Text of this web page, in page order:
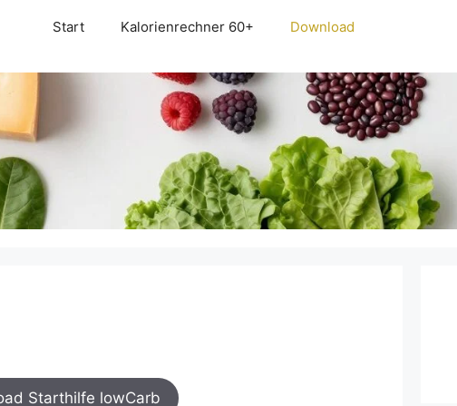
Start Kalorienrechner 60+ Download
Starthilfe lowCarb